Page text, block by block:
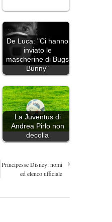
De Luca: "Ci hanno
inviato le
mascherine di Bugs
Bunny"
La Juventus di
Andrea Pirlo non
decolla
Principesse Disney: nomi
ed elenco ufficiale